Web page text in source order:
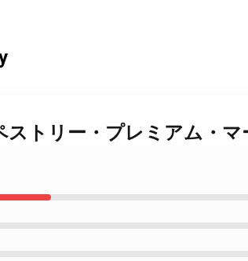
トリー・プレミアム・マ